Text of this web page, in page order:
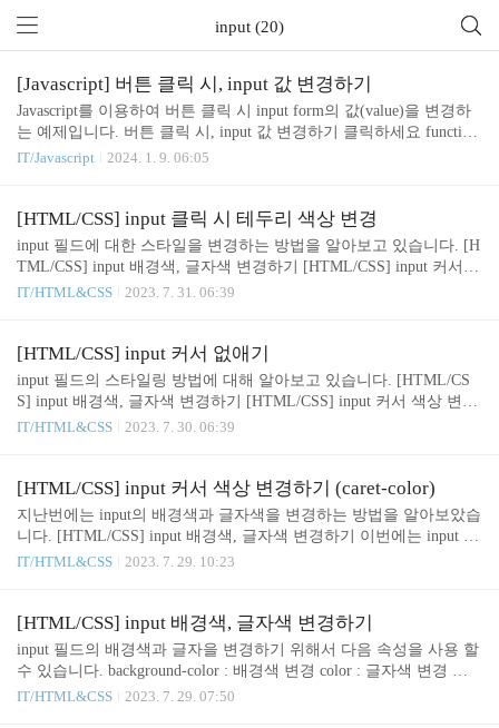
input (20)
[Javascript] 버튼 클릭 시, input 값 변경하기
Javascript를 이용하여 버튼 클릭 시 input form의 값(value)을 변경하
는 예제입니다. 버튼 클릭 시, input 값 변경하기 클릭하세요 function
btnClick() { const myinput = document.getElementById('my-input'); myi
getElementById() 함수를 이용하여, id가 my-input인 input form 요소
를 선택합니다. myinput.value = '안녕하세요'; 선택한 input form 요소
의 value를 '안녕하세요'로 변..
IT/Javascript 2024. 1. 9. 06:05
[HTML/CSS] input 클릭 시 테두리 색상 변경
input 필드에 대한 스타일을 변경하는 방법을 알아보고 있습니다. [H
TML/CSS] input 배경색, 글자색 변경하기 [HTML/CSS] input 커서
색상 변경하기 (caret-color) [HTML/CSS] input 커서 없애기 [HTML/
도록 하겠습니다. input 클릭 시, 테두리 색상 변경 필드 클릭 시, 테
두리 색상을 변경하기 위해서, 다음의 두 속성을 이용할 수 있습니
다. border-color outline 이 두 속성의 지난번 포스팅에서 input 필드의
테두리를 없앨 때도 사용했습니다. [HTML/CSS] input 테두..
IT/HTML&CSS 2023. 7. 31. 06:39
[HTML/CSS] input 커서 없애기
input 필드의 스타일링 방법에 대해 알아보고 있습니다. [HTML/CS
S] input 배경색, 글자색 변경하기 [HTML/CSS] input 커서 색상 변경
하기 (caret-color) 이번에는 input 필드를 클릭하면 나타나는 커서를
여, input의 커서를 숨길 수 있습니다. 예제 .no-caret { caret-color: tran
sparent; } 위 예제에서 첫번째 input에 필드를 클릭하면, 커서가 나타
납니다. 두번째 input 필드를 클릭하면, 커서가 보이지 않습니다.
IT/HTML&CSS 2023. 7. 30. 06:39
[HTML/CSS] input 커서 색상 변경하기 (caret-color)
지난번에는 input의 배경색과 글자색을 변경하는 방법을 알아보았습
니다. [HTML/CSS] input 배경색, 글자색 변경하기 이번에는 input 필
드 안의 커서 색깔을 변경하는 방법입니다. caret-color 이 caret-color
간색으로 변경되었습니다.
IT/HTML&CSS 2023. 7. 29. 10:23
[HTML/CSS] input 배경색, 글자색 변경하기
input 필드의 배경색과 글자을 변경하기 위해서 다음 속성을 사용 할
수 있습니다. background-color : 배경색 변경 color : 글자색 변경 예
제 input { background-color: yellow; color: red; }
IT/HTML&CSS 2023. 7. 29. 07:50